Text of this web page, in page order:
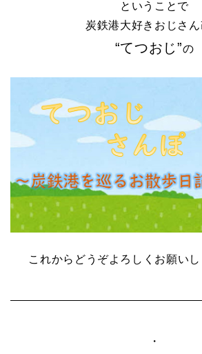
ということで
炭鉄港大好きおじさん
“てつおじ”の
これからどうぞよろしくお願い
・